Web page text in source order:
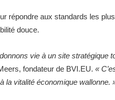
répondre aux standards les
douce.
vie à un site stratégique
fondateur de BVI.EU. «
la vitalité économique wallonne.